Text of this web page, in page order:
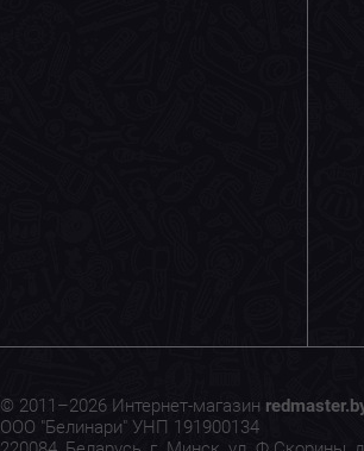
© 2011–2026 Интернет-магазин
ООО "Белинари" УНП 191900134